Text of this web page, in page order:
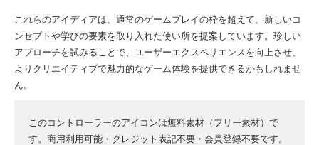
これらのアイディアは、通常のゲームプレイの枠を超えて、新しいコ
ンセプトや学びの要素を取り入れた使い所を提案しています。珍しい
アプローチを試みることで、ユーザーエクスペリエンスを向上させ、
よりクリエイティブで魅力的なゲーム体験を提供できるかもしれませ
ん。
このコントローラーのアイコンは無料素材（フリー素材）で
す。商用利用可能・クレジット表記不要・会員登録不要です。